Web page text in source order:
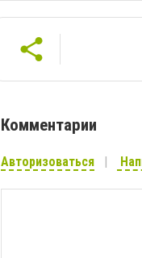
Комментарии
Авторизоваться